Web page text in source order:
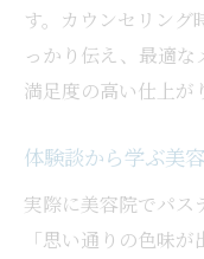
す。カウンセリング
っかり伝え、最適な
満足度の高い仕上が
体験談から学ぶ美
実際に美容院でパス
「思い通りの色味